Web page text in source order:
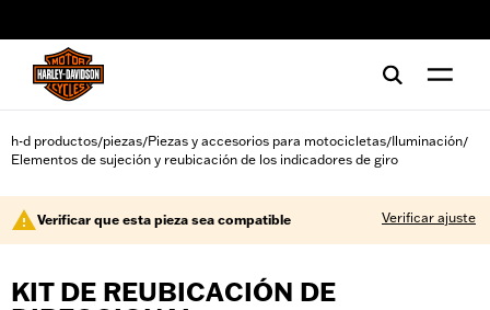
h-d productos/piezas/Piezas y accesorios para motocicletas/Iluminación/
Elementos de sujeción y reubicación de los indicadores de giro
Verificar que esta pieza sea compatible Verificar ajuste
KIT DE REUBICACIÓN DE